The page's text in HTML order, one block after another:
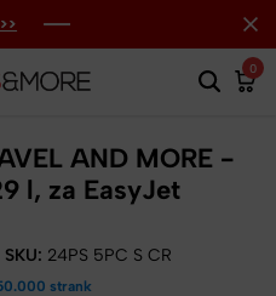
0
AND MORE -
l, za EasyJet
SKU: 24PS 5PC S CR
strank